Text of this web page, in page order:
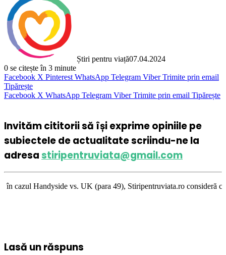
Știri pentru viață07.04.2024
0 se citește în 3 minute
Facebook X Pinterest WhatsApp Telegram Viber Trimite prin email
Tipărește
Facebook X WhatsApp Telegram Viber Trimite prin email Tipărește
Invităm cititorii să își exprime opiniile pe
subiectele de actualitate scriindu-ne la
adresastiripentruviata@gmail.com
vs. UK (para 49), Stiripentruviata.ro consideră că
Lasă un răspuns